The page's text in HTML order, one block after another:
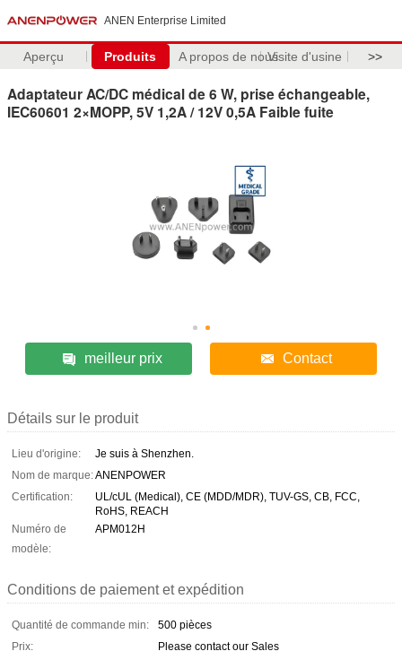
ANEN Enterprise Limited
Aperçu Produits A propos de nousVisite d'usine >>
Adaptateur AC/DC médical de 6 W, prise échangeable,
IEC60601 2×MOPP, 5V 1,2A / 12V 0,5A Faible fuite
meilleur prix Contact
Détails sur le produit
Lieu d'origine:
Je suis à Shenzhen.
Nom de marque:ANENPOWER
Certification:
UL/cUL (Medical), CE (MDD/MDR), TUV-GS, CB, FCC,
RoHS, REACH
Numéro de
modèle:
APM012H
Conditions de paiement et expédition
Quantité de commande min:
500 pièces
Prix:
Please contact our Sales